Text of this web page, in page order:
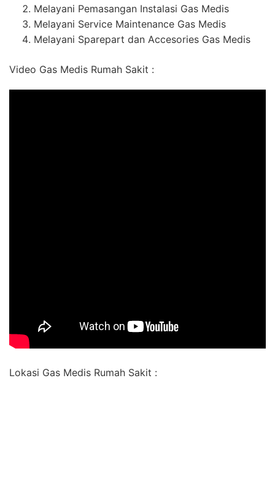
Melayani Pemasangan Instalasi Gas Medis
Melayani Service Maintenance Gas Medis
Melayani Sparepart dan Accesories Gas Medis
Video Gas Medis Rumah Sakit :
Lokasi Gas Medis Rumah Sakit :